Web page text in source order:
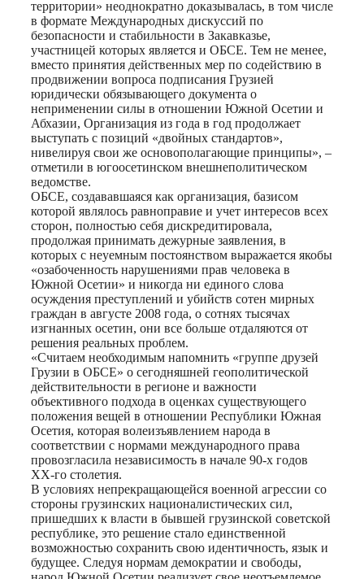
территории» неоднократно доказывалась, в том числе
в формате Международных дискуссий по
безопасности и стабильности в Закавказье,
участницей которых является и ОБСЕ. Тем не менее,
вместо принятия действенных мер по содействию в
продвижении вопроса подписания Грузией
юридически обязывающего документа о
неприменении силы в отношении Южной Осетии и
Абхазии, Организация из года в год продолжает
выступать с позиций «двойных стандартов»,
нивелируя свои же основополагающие принципы», –
отметили в югоосетинском внешнеполитическом
ведомстве.
ОБСЕ, создававшаяся как организация, базисом
которой являлось равноправие и учет интересов всех
сторон, полностью себя дискредитировала,
продолжая принимать дежурные заявления, в
которых с неуемным постоянством выражается якобы
«озабоченность нарушениями прав человека в
Южной Осетии» и никогда ни единого слова
осуждения преступлений и убийств сотен мирных
граждан в августе 2008 года, о сотнях тысячах
изгнанных осетин, они все больше отдаляются от
решения реальных проблем.
«Считаем необходимым напомнить «группе друзей
Грузии в ОБСЕ» о сегодняшней геополитической
действительности в регионе и важности
объективного подхода в оценках существующего
положения вещей в отношении Республики Южная
Осетия, которая волеизъявлением народа в
соответствии с нормами международного права
провозгласила независимость в начале 90-х годов
XX-го столетия.
В условиях непрекращающейся военной агрессии со
стороны грузинских националистических сил,
пришедших к власти в бывшей грузинской советской
республике, это решение стало единственной
возможностью сохранить свою идентичность, язык и
будущее. Следуя нормам демократии и свободы,